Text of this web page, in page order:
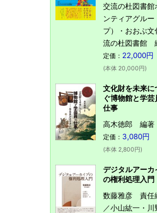
交流の杜図書館
ンティアグルー
プ）・おおぶ文
流の杜図書館
定価： 22,000円
(本体 20,000円)
文化財を未来に
ぐ博物館と学芸
仕事
高木徳郎 編著
定価： 3,080円
(本体 2,800円)
デジタルアーカ
の権利処理入門
数藤雅彦 責任
／小山紘一・川